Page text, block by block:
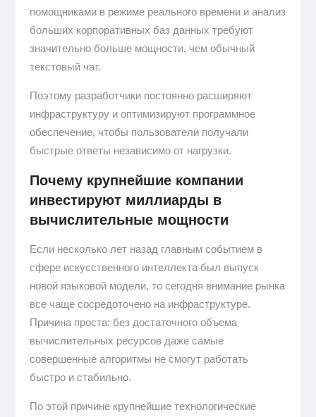
помощниками в режиме реального времени и анализ
больших корпоративных баз данных требуют
значительно больше мощности, чем обычный
текстовый чат.
Поэтому разработчики постоянно расширяют
инфраструктуру и оптимизируют программное
обеспечение, чтобы пользователи получали
быстрые ответы независимо от нагрузки.
Почему крупнейшие компании
инвестируют миллиарды в
вычислительные мощности
Если несколько лет назад главным событием в
сфере искусственного интеллекта был выпуск
новой языковой модели, то сегодня внимание рынка
все чаще сосредоточено на инфраструктуре.
Причина проста: без достаточного объема
вычислительных ресурсов даже самые
совершенные алгоритмы не смогут работать
быстро и стабильно.
По этой причине крупнейшие технологические